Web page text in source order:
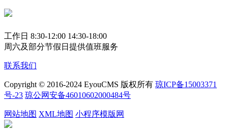
工作日 8:30-12:00 14:30-18:00
周六及部分节假日提供值班服务
联系我们
Copyright © 2016-2024 EyouCMS 版权所有 琼ICP备15003371
号-23 琼公网安备46010602000484号
网站地图 XML地图 小程序模版网